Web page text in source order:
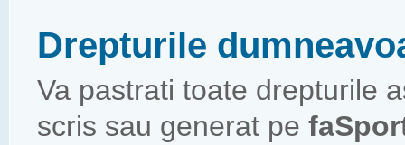
Drepturile
Va pastrati toate drepturile
scris sau generat pe